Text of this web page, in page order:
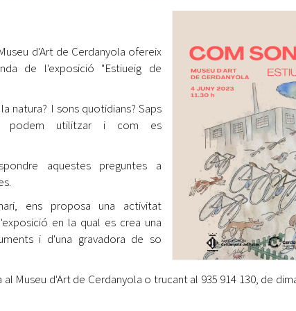
Retiment
Accés a
Dades
Catàleg
5 milions d'euros del Pla de
Fontetes, Quatre Cantons i
la seva 16a edició i dona el
Equipaments
Mercats
Webs Municipals
d'Art de Cerdanyola ofereix
de l'exposició "Estiueig de
natura? I sons quotidians? Saps
podem utilitzar i com es
aquestes preguntes a
ens proposa una activitat
en la qual es crea una
i d'una gravadora de so
Museu d'Art de Cerdanyola o trucant al 935 914 130, de